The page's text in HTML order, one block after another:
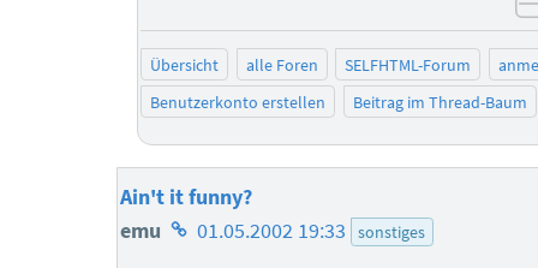
Übersicht alle Foren SELFHTML-Forum
Benutzerkonto erstellen
Beitrag im Thread-Baum
Ain't it funny?
emu Homepage
01.05.2002 19:33 sonstiges